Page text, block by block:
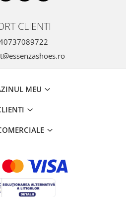
CLIENTI
MEU